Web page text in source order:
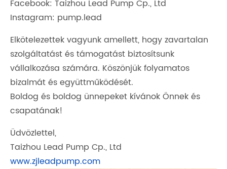
Facebook: Taizhou Lead Pump Cp., Ltd
Instagram: pump.lead
Elkötelezettek vagyunk amellett, hogy zavartalan
szolgáltatást és támogatást biztosítsunk
vállalkozása számára. Köszönjük folyamatos
bizalmát és együttműködését.
Boldog és boldog ünnepeket kívánok Önnek és
csapatának!
Üdvözlettel,
Taizhou Lead Pump Cp., Ltd
www.zjleadpump.com